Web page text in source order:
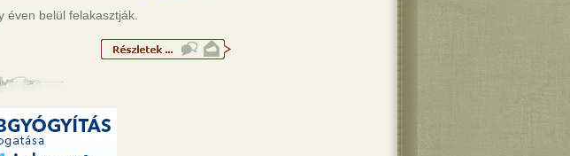
belül felakasztják.